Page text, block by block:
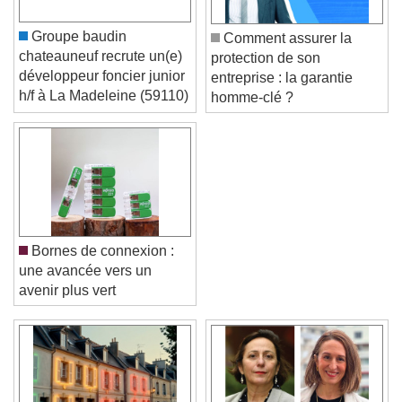
Video Player is loading.
Play Video
Groupe baudin
chateauneuf recrute un(e)
développeur foncier junior
h/f à La Madeleine (59110)
Comment assurer la
protection de son
entreprise : la garantie
homme-clé ?
Bornes de connexion :
une avancée vers un
avenir plus vert